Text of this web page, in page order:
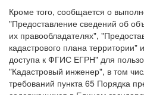
Кроме того, сообщается о
"Предоставление сведений об
их правообладателях",
кадастрового плана территории"
доступа к ФГИС ЕГРН" для
"Кадастровый инженер", в том
требований пункта 65 Порядка